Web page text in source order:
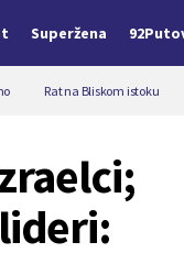
Superžena
Rat na Bliskom istoku